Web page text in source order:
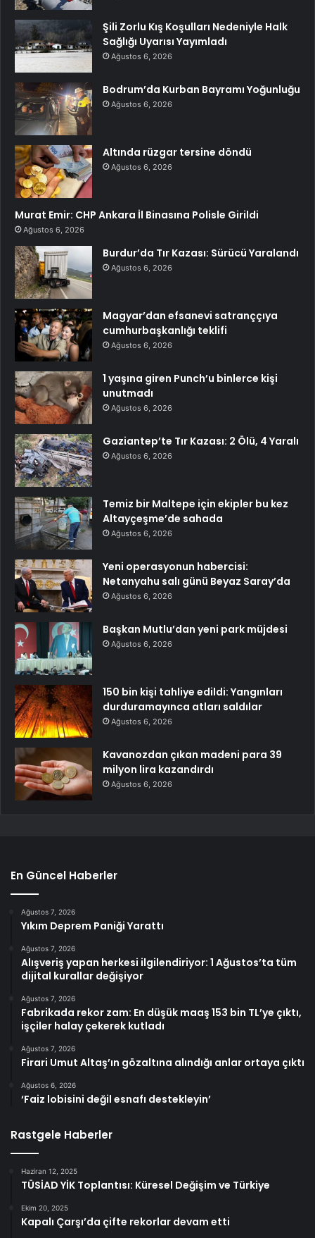
Şili Zorlu Kış Koşulları Nedeniyle Halk
Sağlığı Uyarısı Yayımladı
Ağustos 6, 2026
Bodrum’da Kurban Bayramı Yoğunluğu
Ağustos 6, 2026
Altında rüzgar tersine döndü
Ağustos 6, 2026
Murat Emir: CHP Ankara İl Binasına Polisle Girildi
Ağustos 6, 2026
Burdur’da Tır Kazası: Sürücü Yaralandı
Ağustos 6, 2026
Magyar’dan efsanevi satranççıya
cumhurbaşkanlığı teklifi
Ağustos 6, 2026
1 yaşına giren Punch’u binlerce kişi
unutmadı
Ağustos 6, 2026
Gaziantep’te Tır Kazası: 2 Ölü, 4 Yaralı
Ağustos 6, 2026
Temiz bir Maltepe için ekipler bu kez
Altayçeşme’de sahada
Ağustos 6, 2026
Yeni operasyonun habercisi:
Netanyahu salı günü Beyaz Saray’da
Ağustos 6, 2026
Başkan Mutlu’dan yeni park müjdesi
Ağustos 6, 2026
150 bin kişi tahliye edildi: Yangınları
durduramayınca atları saldılar
Ağustos 6, 2026
Kavanozdan çıkan madeni para 39
milyon lira kazandırdı
Ağustos 6, 2026
En Güncel Haberler
Ağustos 7, 2026
Yıkım Deprem Paniği Yarattı
Ağustos 7, 2026
Alışveriş yapan herkesi ilgilendiriyor: 1 Ağustos’ta tüm
dijital kurallar değişiyor
Ağustos 7, 2026
Fabrikada rekor zam: En düşük maaş 153 bin TL’ye çıktı,
işçiler halay çekerek kutladı
Ağustos 7, 2026
Firari Umut Altaş’ın gözaltına alındığı anlar ortaya çıktı
Ağustos 6, 2026
‘Faiz lobisini değil esnafı destekleyin’
Rastgele Haberler
Haziran 12, 2025
TÜSİAD YİK Toplantısı: Küresel Değişim ve Türkiye
Ekim 20, 2025
Kapalı Çarşı’da çifte rekorlar devam etti